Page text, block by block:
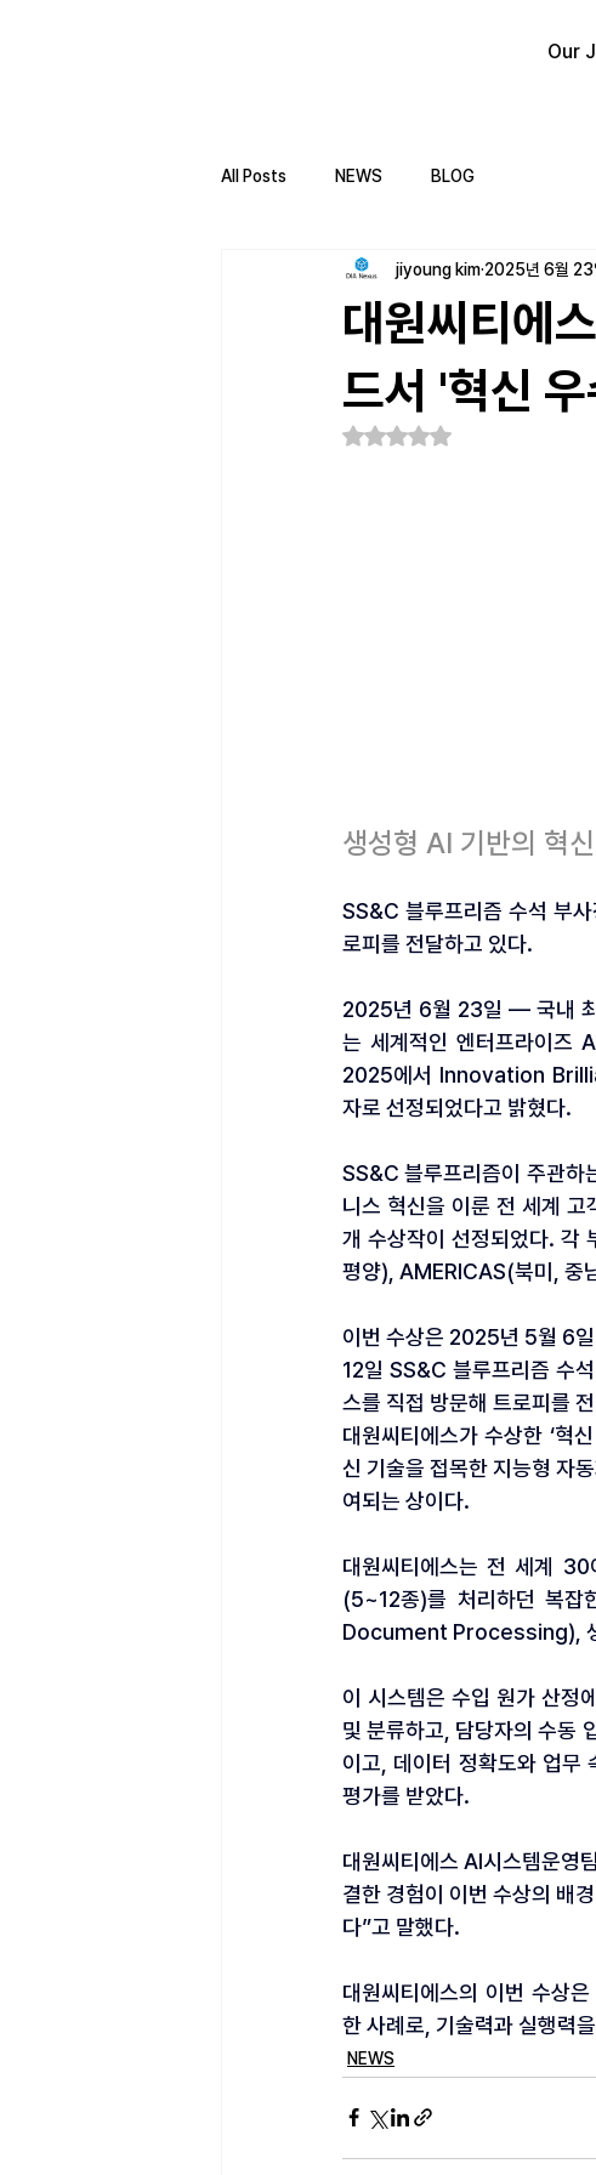
Our
All Posts NEWS BLOG
대원씨티에
드서 '혁신
jiyoung kim 2025년 6월 23
별점 5점 중 NaN점을 주었습니
생성형 AI 기반의 혁
SS&C 블루프리즘 수석 부
로피를 전달하고 있다.
2025년 6월 23일 — 국내 최
는 세계적인 엔터프라이
2025에서 Innovation
자로 선정되었다고 밝혔다.
SS&C 블루프리즘이 주관
니스 혁신을 이룬 전 세계
개 수상작이 선정되었다. 각
평양), AMERICAS(북미, 중
이번 수상은 2025년 5월 6
12일 SS&C 블루프리즘 수
스를 직접 방문해 트로피를
대원씨티에스가 수상한 ‘혁
신 기술을 접목한 지능형 자
여되는 상이다.
대원씨티에스는 전 세계
(5~12종)를 처리하던 복
Document Processing), 생
이 시스템은 수입 원가 산정
및 분류하고, 담당자의 수동
이고, 데이터 정확도와 업무
평가를 받았다.
대원씨티에스 AI시스템운영
결한 경험이 이번 수상의 배
다”고 말했다.
대원씨티에스의 이번 수상
한 사례로, 기술력과 실행력
NEWS